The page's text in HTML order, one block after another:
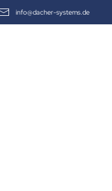
info@dacher-systems.de